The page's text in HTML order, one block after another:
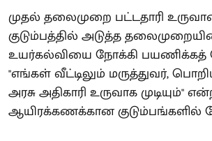
முதல் தலைமுறை பட்டதாரி
குடும்பத்தில் அடுத்த
உயர்கல்வியை நோக்கி பயணிக்கத்
"எங்கள் வீட்டிலும் மருத்துவர்,
அரசு அதிகாரி உருவாக முடியும்"
ஆயிரக்கணக்கான குடும்பங்களில்